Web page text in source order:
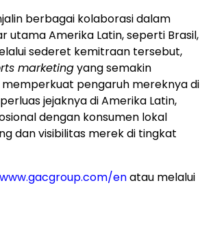
berbagai kolaborasi dalam
utama Amerika Latin, seperti Brasil,
sederet kemitraan tersebut,
marketingyang semakin
pengaruh mereknya di
jejaknya di Amerika Latin,
dengan konsumen lokal
dan visibilitas merek di tingkat
enatau melalui